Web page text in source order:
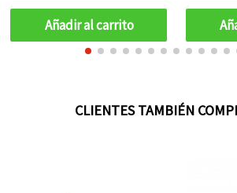
Añadir al carrito
CLIENTES TAMBIÉN